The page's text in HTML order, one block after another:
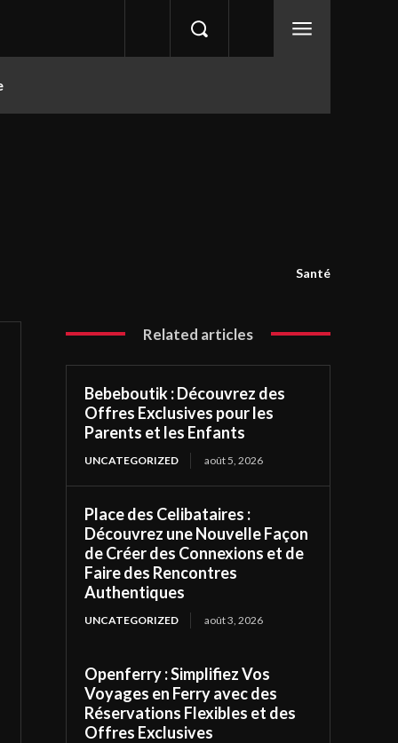
Santé
Related articles
Bebeboutik : Découvrez des
Offres Exclusives pour les
Parents et les Enfants
UNCATEGORIZED août 5, 2026
Place des Celibataires :
Découvrez une Nouvelle Façon
de Créer des Connexions et de
Faire des Rencontres
Authentiques
UNCATEGORIZED août 3, 2026
Openferry : Simplifiez Vos
Voyages en Ferry avec des
Réservations Flexibles et des
Offres Exclusives